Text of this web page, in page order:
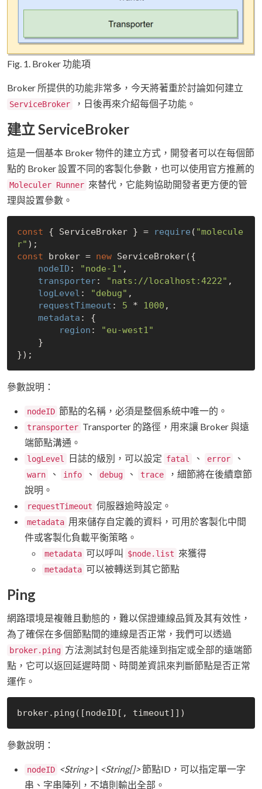
Fig. 1. Broker 功能項
Broker 所提供的功能非常多，今天將著重於討論如何建立
ServiceBroker ，日後再來介紹每個子功能。
建立 ServiceBroker
這是一個基本 Broker 物件的建立方式，開發者可以在每個節
點的 Broker 設置不同的客製化參數，也可以使用官方推薦的
Moleculer Runner 來替代，它能夠協助開發者更方便的管
理與設置參數。
const { ServiceBroker } = require ( "molecule
r"
const broker = new ServiceBroker({
nodeID : "node-1" ,
transporter: "nats://localhost:4222" ,
logLevel : "debug" ,
requestTimeout : 5 * 1000 ,
metadata : {
region :
"eu-west1"
參數說明：
nodeID 節點的名稱，必須是整個系統中唯一的。
transporter Transporter 的路徑，用來讓 Broker 與遠
端節點溝通。
logLevel 日誌的級別，可以設定 fatal 、 error 、
warn 、 info 、 debug 、 trace
，細節將在後續章節
說明。
requestTimeout 伺服器逾時設定。
metadata 用來儲存自定義的資料，可用於客製化中間
件或客製化負載平衡策略。
metadata 可以呼叫 $node.list 來獲得
metadata 可以被轉送到其它節點
Ping
網路環境是複雜且動態的，難以保證連線品質及其有效性，
為了確保在多個節點間的連線是否正常，我們可以透過
broker.ping 方法測試封包是否能達到指定或全部的遠端節
點，它可以返回延遲時間、時間差資訊來判斷節點是否正常
運作。
參數說明：
nodeID <String>| <String[]>節點ID，可以指定單一字
串、字串陣列，不填則輸出全部。